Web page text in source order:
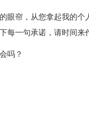
帘，从您拿起我的个
每一句承诺，请时间来
吗？